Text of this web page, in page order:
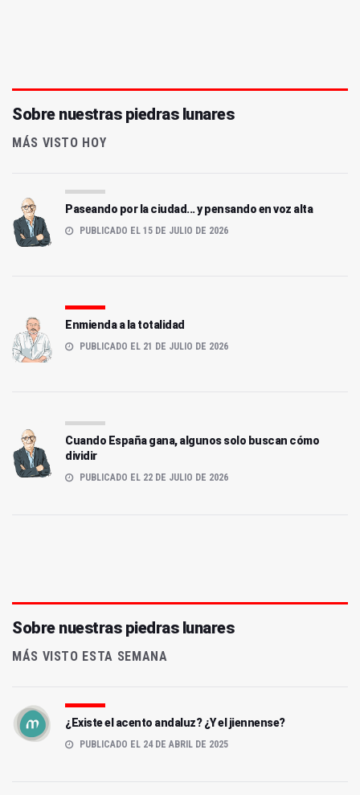
Sobre nuestras piedras lunares
MÁS VISTO HOY
Paseando por la ciudad... y pensando en voz alta
PUBLICADO EL 15 DE JULIO DE 2026
Enmienda a la totalidad
PUBLICADO EL 21 DE JULIO DE 2026
Cuando España gana, algunos solo buscan cómo
dividir
PUBLICADO EL 22 DE JULIO DE 2026
Sobre nuestras piedras lunares
MÁS VISTO ESTA SEMANA
¿Existe el acento andaluz? ¿Y el jiennense?
PUBLICADO EL 24 DE ABRIL DE 2025